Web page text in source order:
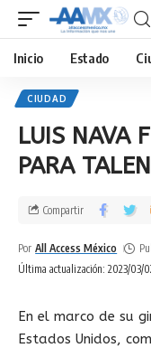
Inicio Estado
CIUDAD
LUIS NAVA
PARA
Última actualización: 2023/03/
Por All Access México
Compartir
En el marco de su
Estados Unidos,